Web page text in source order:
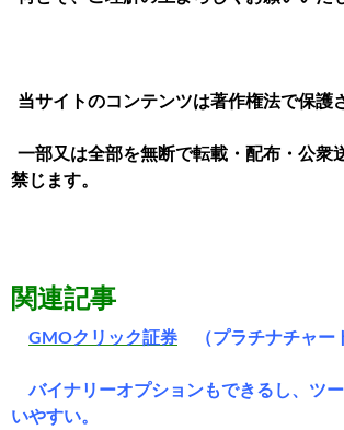
当サイトのコンテンツは著作権法で保護
一部又は全部を無断で転載・配布・公衆
禁じます。
関連記事
GMOクリック証券 （プラチナチャー
バイナリーオプションもできるし、ツ
いやすい。